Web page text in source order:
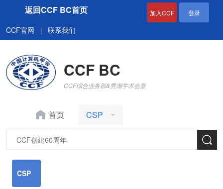
返回CCF BC首页 加入CCF 登录
CCF官网 | 联系我们
CCF BC
CCF综合业务部&秀湖学术会堂
首页 CSP
CSP